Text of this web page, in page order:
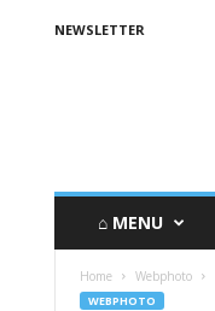
NEWSLETTER
⌂ MENU
Home Webphoto
WEBPHOTO